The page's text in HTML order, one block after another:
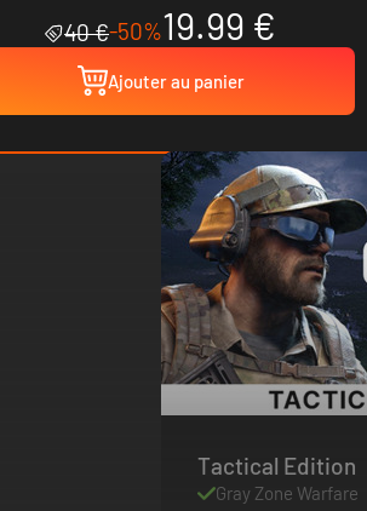
40 €-50%19.99 €
Ajouter au panier
Tactical Edition
Gray Zone Warfare